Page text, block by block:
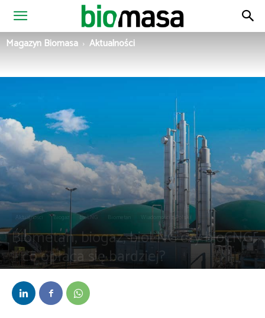
Magazyn
Magazyn Biomasa Aktualności
Aktualności Biogaz bioLNG Biometan Wiadomości z Polski
Biometan, biogaz, bioLNG czy bioCNG
– co opłaca się bardziej?